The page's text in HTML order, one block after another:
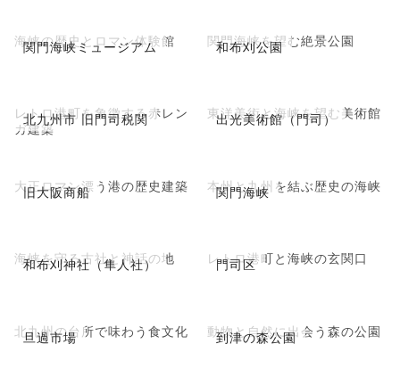
関門海峡ミュージアム
海峡の歴史とロマン体験館 和布刈公園
関門海峡を望む絶景公園
北九州市 旧門司税関
レトロ港町を象徴する赤レン
ガ建築
出光美術館（門司）
東洋美術と海峡を望む美術館
旧大阪商船
大正ロマン漂う港の歴史建築 関門海峡
本州と九州を結ぶ歴史の海峡
和布刈神社（隼人社）
海峡を守る古社と神話の地 門司区
レトロ港町と海峡の玄関口
旦過市場
北九州の台所で味わう食文化 到津の森公園
動物と自然に出会う森の公園